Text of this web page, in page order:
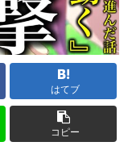
はてブ
コピー